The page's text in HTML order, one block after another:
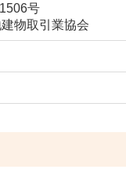
号
物取引業協会